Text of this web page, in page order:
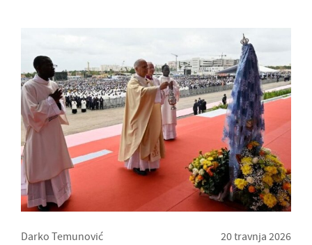
Darko Temunović 20 travnja 2026